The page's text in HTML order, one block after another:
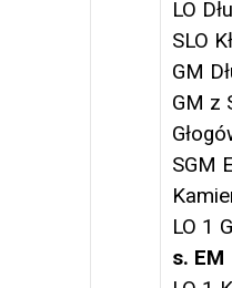
LO
SLO
GM
GM z
SGM
LO 1
s. EM